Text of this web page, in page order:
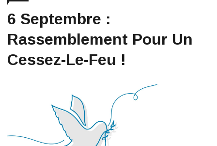
6 Septembre :
Rassemblement Pour Un
Cessez-Le-Feu !